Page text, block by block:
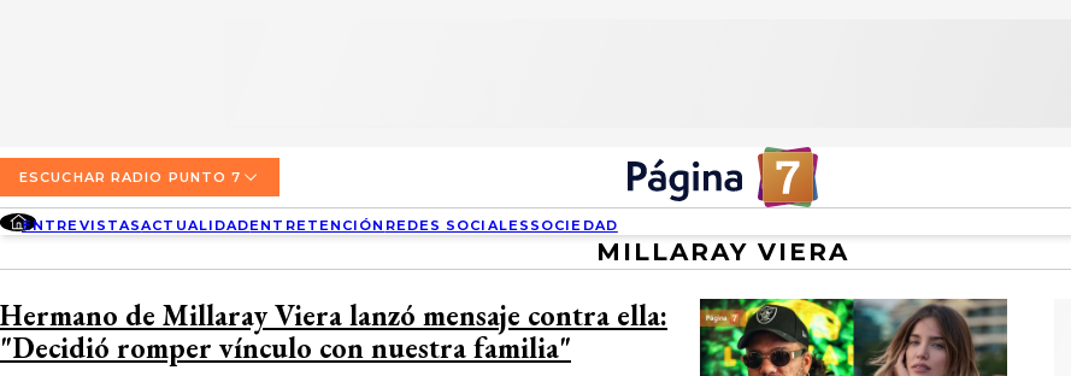
ACTUALIDAD
ENTRETENCIÓN
SOCIEDAD
CONCEPCIÓN
TEMUCO
VALDIVIA
QUIÉNES SOMOS
DIRECCIONES
CONTACTO COMERCIAL
TARIFAS POLÍTICAS PÁGINA 7
TARIFAS POLÍTICAS RADIO PUNTO 7
POLÍTICA DE PRIVACIDAD
ESCUCHAR RADIO PUNTO 7
ENTREVISTASACTUALIDADENTRETENCIÓN REDES SOCIALES SOCIEDAD
MILLARAY VIERA
Hermano de Millaray Viera lanzó mensaje contra ella:
"Decidió romper vínculo con nuestra familia"